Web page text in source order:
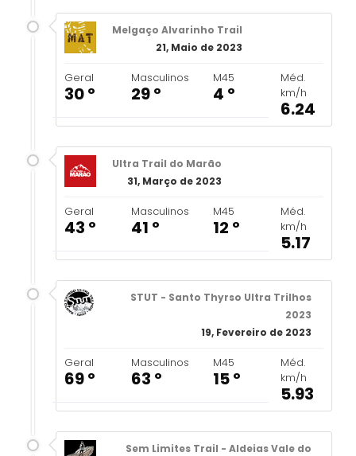
Melgaço Alvarinho Trail
21, Maio de 2023
Geral
30 º
Masculinos
29 º
M45
4 º
Méd.
km/h
6.24
Ultra Trail do Marão
31, Março de 2023
Geral
43 º
Masculinos
41 º
M45
12 º
Méd.
km/h
5.17
STUT - Santo Thyrso Ultra Trilhos
2023
19, Fevereiro de 2023
Geral
69 º
Masculinos
63 º
M45
15 º
Méd.
km/h
5.93
Sem Limites Trail - Aldeias Vale do